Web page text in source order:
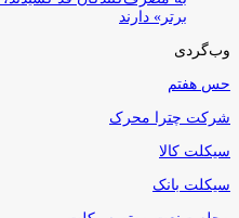
برتر» دارند
وب‌گردی
حس هفتم
شرکت چترا محرک
سیکلت کالا
سیکلت بانک